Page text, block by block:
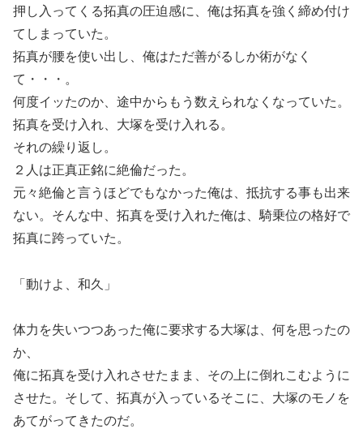
押し入ってくる拓真の圧迫感に、俺は拓真を強く締め付け
てしまっていた。
拓真が腰を使い出し、俺はただ善がるしか術がなく
て・・・。
何度イッたのか、途中からもう数えられなくなっていた。
拓真を受け入れ、大塚を受け入れる。
それの繰り返し。
２人は正真正銘に絶倫だった。
元々絶倫と言うほどでもなかった俺は、抵抗する事も出来
ない。そんな中、拓真を受け入れた俺は、騎乗位の格好で
拓真に跨っていた。
「動けよ、和久」
体力を失いつつあった俺に要求する大塚は、何を思ったの
か、
俺に拓真を受け入れさせたまま、その上に倒れこむように
させた。そして、拓真が入っているそこに、大塚のモノを
あてがってきたのだ。